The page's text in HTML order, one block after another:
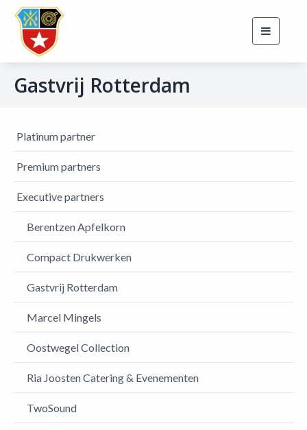
Toggle
Gastvrij Rotterdam
Platinum partner
Premium partners
Executive partners
Berentzen Apfelkorn
Compact Drukwerken
Gastvrij Rotterdam
Marcel Mingels
Oostwegel Collection
Ria Joosten Catering & Evenementen
TwoSound